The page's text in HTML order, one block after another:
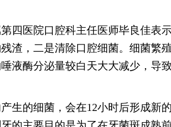
四医院口腔科主任医师毕良佳表
渣，二是清除口腔细菌。细菌繁
液酶分泌量较白天大大减少，导
生的细菌，会在12小时后形成新